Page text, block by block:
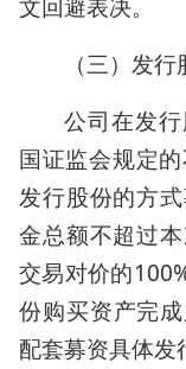
文回避表决。
（三）发
公司在发
国证监会规定
发行股份的方
金总额不超过
交易对价的
份购买资产完
配套募资具体发